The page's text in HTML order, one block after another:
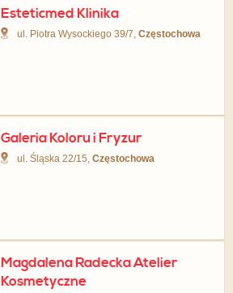
Esteticmed Klinika
ul. Piotra Wysockiego 39/7,Częstochowa
Galeria Koloru i Fryzur
ul. Śląska 22/15,Częstochowa
Magdalena Radecka Atelier
Kosmetyczne